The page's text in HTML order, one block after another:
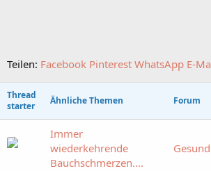
Teilen: Facebook Pinterest WhatsApp E-
Thread
starter
Ähnliche Themen Forum
Immer
wiederkehrende
Bauchschmerzen....